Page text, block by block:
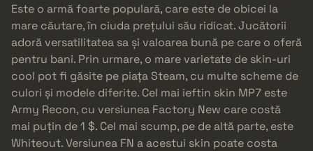
Este o armă foarte populară, care este de obicei la
mare căutare, în ciuda prețului său ridicat. Jucătorii
adoră versatilitatea sa și valoarea bună pe care o oferă
pentru bani. Prin urmare, o mare varietate de skin-uri
cool pot fi găsite pe piața Steam, cu multe scheme de
culori și modele diferite. Cel mai ieftin skin MP7 este
Army Recon, cu versiunea Factory New care costă
mai puțin de 1 $. Cel mai scump, pe de altă parte, este
Whiteout. Versiunea FN a acestui skin poate costa